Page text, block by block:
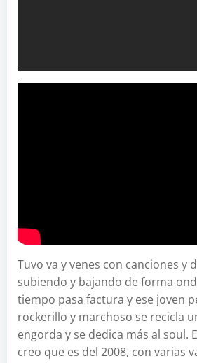
Tuvo va y venes con canciones y
subiendo y bajando de forma
tiempo pasa factura y ese joven
rockerillo y marchoso se recicla
engorda y se dedica más al soul.
creo que es del 2008, con varias